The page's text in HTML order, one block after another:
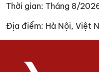
Thời gian: Tháng 8/
Địa điểm: Hà Nội, Việt